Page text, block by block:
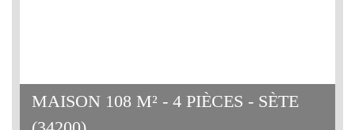
MAISON 108 M² - 4 PIÈCES - SÈTE